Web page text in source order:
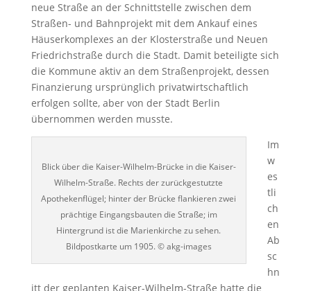
neue Straße an der Schnittstelle zwischen dem
Straßen- und Bahnprojekt mit dem Ankauf eines
Häuserkomplexes an der Klosterstraße und Neuen
Friedrichstraße durch die Stadt. Damit beteiligte sich
die Kommune aktiv an dem Straßenprojekt, dessen
Finanzierung ursprünglich privatwirtschaftlich
erfolgen sollte, aber von der Stadt Berlin
übernommen werden musste.
Blick über die Kaiser-Wilhelm-Brücke in die Kaiser-
Wilhelm-Straße. Rechts der zurückgestutzte
Apothekenflügel; hinter der Brücke flankieren zwei
prächtige Eingangsbauten die Straße; im
Hintergrund ist die Marienkirche zu sehen.
Bildpostkarte um 1905. © akg-images
Im
w
es
tli
ch
en
Ab
sc
hn
itt der geplanten Kaiser-Wilhelm-Straße hatte die